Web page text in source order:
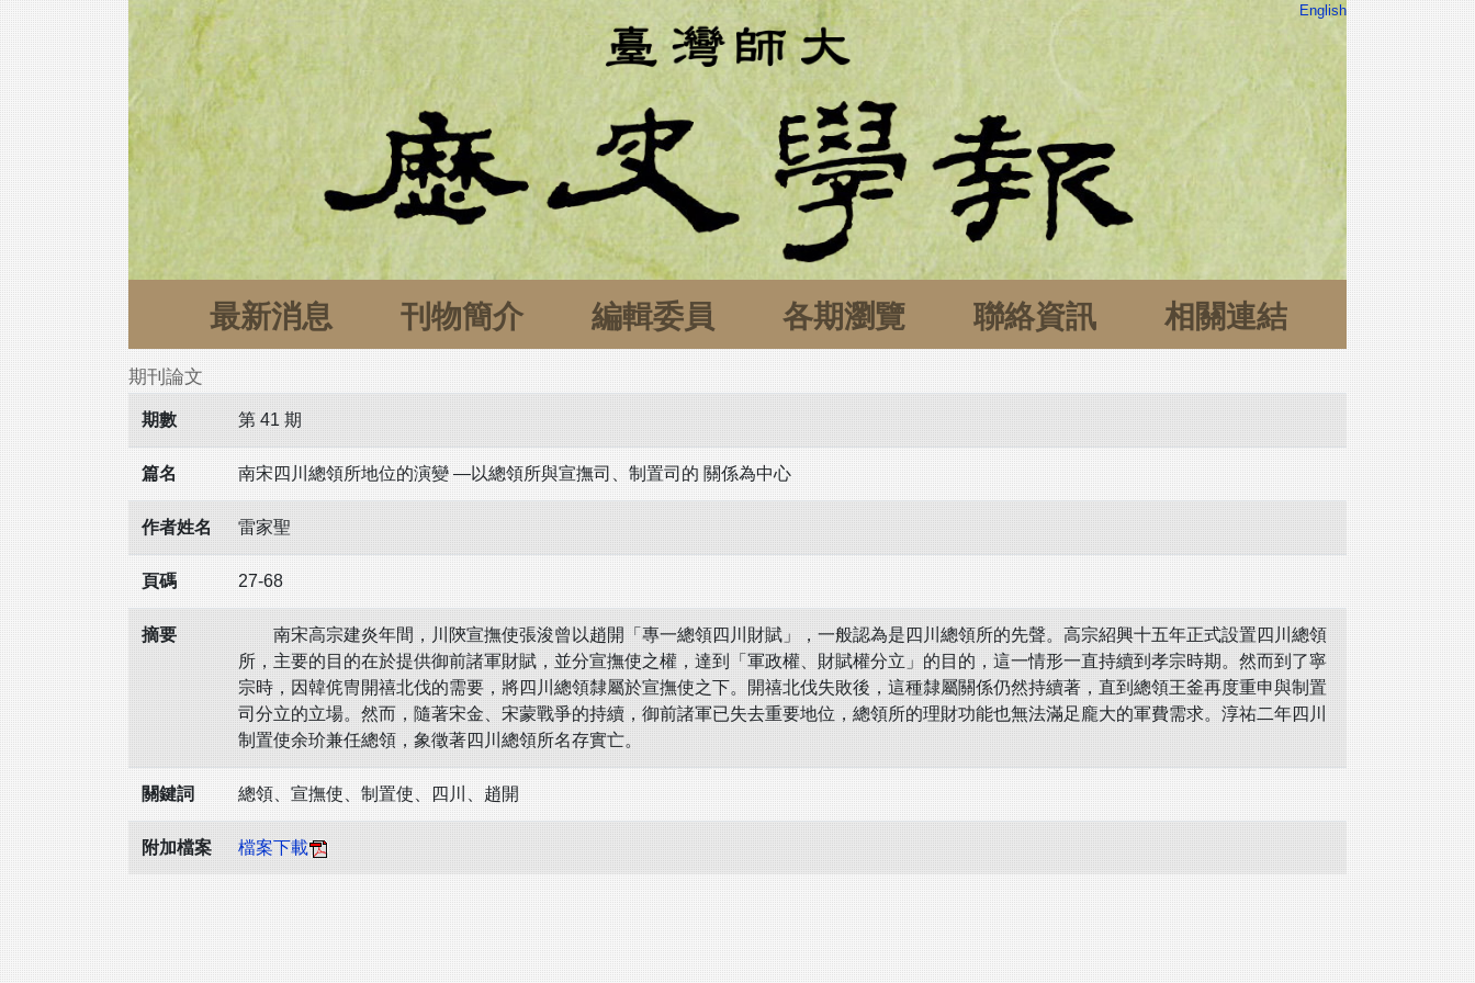
English
最新消息 刊物簡介 編輯委員 各期瀏覽 聯絡資訊 相關連結
期刊論文
期數 第 41 期
篇名 南宋四川總領所地位的演變 —以總領所與宣撫司、制置司的 關係為中心
作者姓名 雷家聖
頁碼 27-68
摘要
南宋高宗建炎年間，川陝宣撫使張浚曾以趙開「專一總領四川財賦」，一般認為是四川總領所的先聲。高宗紹興十五年正式設置四川總領
所，主要的目的在於提供御前諸軍財賦，並分宣撫使之權，達到「軍政權、財賦權分立」的目的，這一情形一直持續到孝宗時期。然而到了寧
宗時，因韓侂冑開禧北伐的需要，將四川總領隸屬於宣撫使之下。開禧北伐失敗後，這種隸屬關係仍然持續著，直到總領王釜再度重申與制置
司分立的立場。然而，隨著宋金、宋蒙戰爭的持續，御前諸軍已失去重要地位，總領所的理財功能也無法滿足龐大的軍費需求。淳祐二年四川
制置使余玠兼任總領，象徵著四川總領所名存實亡。
關鍵詞 總領、宣撫使、制置使、四川、趙開
附加檔案 檔案下載